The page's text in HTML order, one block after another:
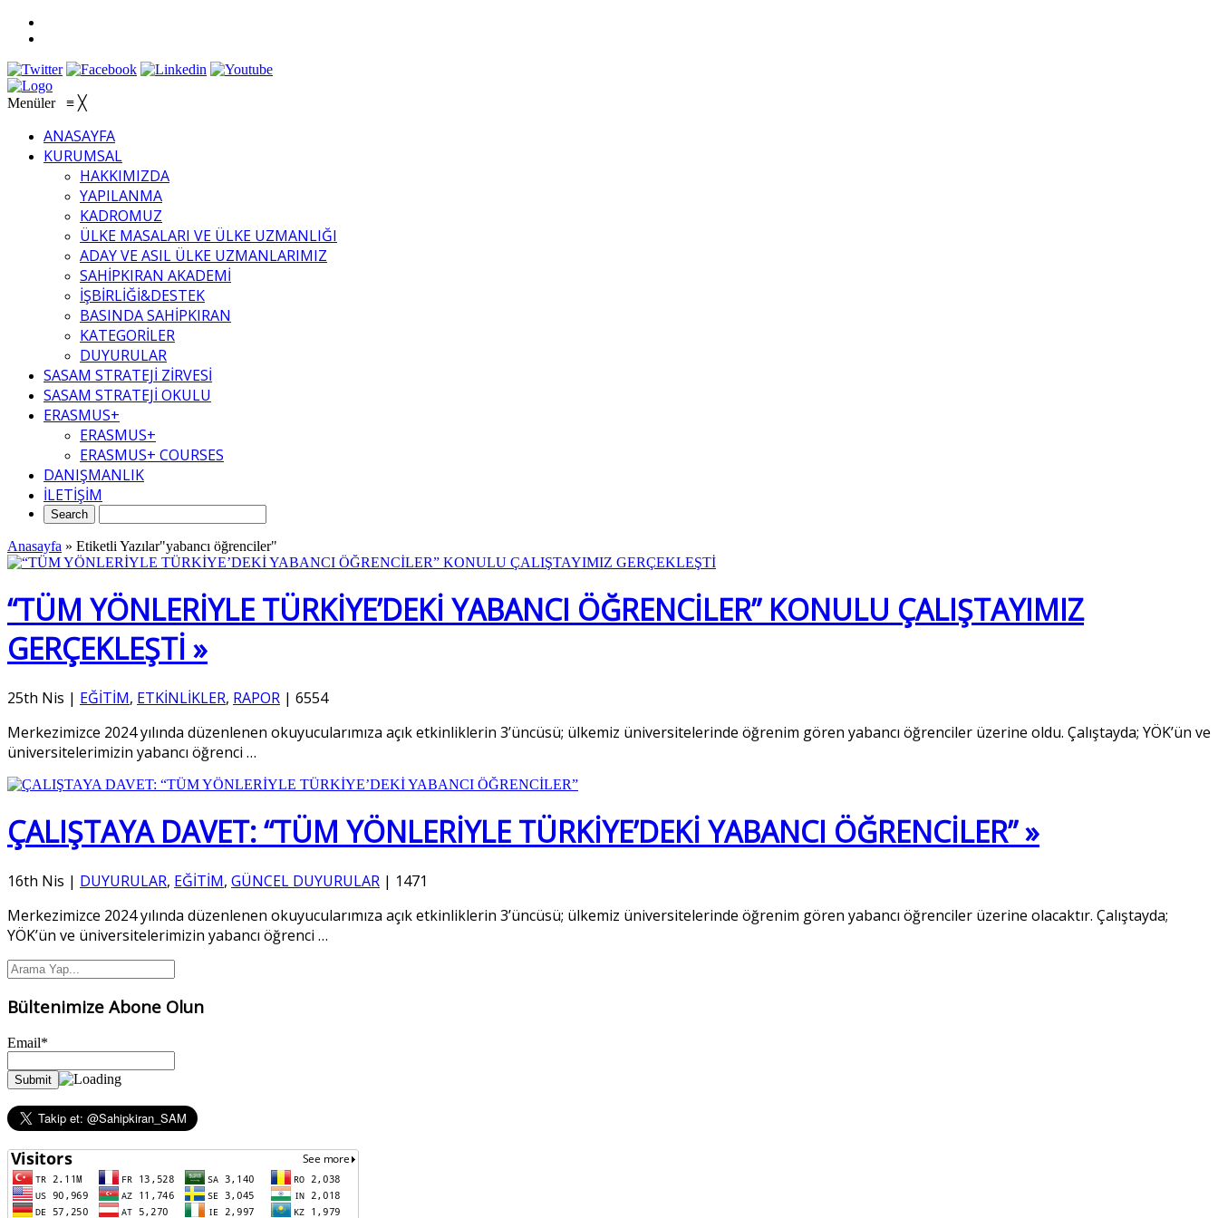
Menüler ≡ ╳
ANASAYFA
KURUMSAL
HAKKIMIZDA
YAPILANMA
KADROMUZ
ÜLKE MASALARI VE ÜLKE UZMANLIĞI
ADAY VE ASIL ÜLKE UZMANLARIMIZ
SAHİPKIRAN AKADEMİ
İŞBİRLİĞİ&DESTEK
BASINDA SAHİPKIRAN
KATEGORİLER
DUYURULAR
SASAM STRATEJİ ZİRVESİ
SASAM STRATEJİ OKULU
ERASMUS+
ERASMUS+
ERASMUS+ COURSES
DANIŞMANLIK
İLETİŞİM
Anasayfa » Etiketli Yazılar"yabancı öğrenciler"
“TÜM YÖNLERİYLE TÜRKİYE’DEKİ YABANCI ÖĞRENCİLER” KONULU ÇALIŞTAYIMIZ
GERÇEKLEŞTİ »
25th Nis | EĞİTİM, ETKİNLİKLER, RAPOR | 6554
Merkezimizce 2024 yılında düzenlenen okuyucularımıza açık etkinliklerin 3’üncüsü; ülkemiz üniversitelerinde öğrenim gören yabancı öğrenciler üzerine oldu. Çalıştayda; YÖK’ün ve
üniversitelerimizin yabancı öğrenci …
ÇALIŞTAYA DAVET: “TÜM YÖNLERİYLE TÜRKİYE’DEKİ YABANCI ÖĞRENCİLER” »
16th Nis | DUYURULAR, EĞİTİM, GÜNCEL DUYURULAR | 1471
Merkezimizce 2024 yılında düzenlenen okuyucularımıza açık etkinliklerin 3’üncüsü; ülkemiz üniversitelerinde öğrenim gören yabancı öğrenciler üzerine olacaktır. Çalıştayda;
YÖK’ün ve üniversitelerimizin yabancı öğrenci …
Bültenimize Abone Olun
Email*